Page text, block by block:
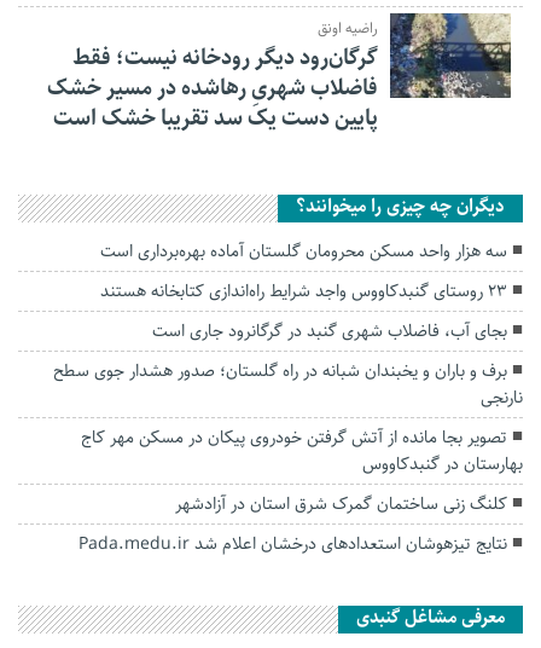
راضیه اونق
گرگان‌رود دیگر رودخانه نیست؛ فقط
فاضلاب شهریِ رهاشده در مسیر خشک
پایین دست یک سد تقریبا خشک است
دیگران چه چیزی را میخوانند؟
سه هزار واحد مسکن محرومان گلستان آماده بهره‌برداری است
۲۳ روستای گنبدکاووس واجد شرایط راه‌اندازی کتابخانه هستند
بجای آب، فاضلاب شهری گنبد در گرگانرود جاری است
برف و باران و یخبندان شبانه در راه گلستان؛ صدور هشدار جوی سطح
نارنجی
تصویر بجا مانده از آتش گرفتن خودروی پیکان در مسکن مهر کاج
بهارستان در گنبدکاووس
کلنگ زنی ساختمان گمرک شرق استان در آزادشهر
نتایج تیزهوشان استعدادهای درخشان اعلام شد Pada.medu.ir
معرفی مشاغل گنبدی